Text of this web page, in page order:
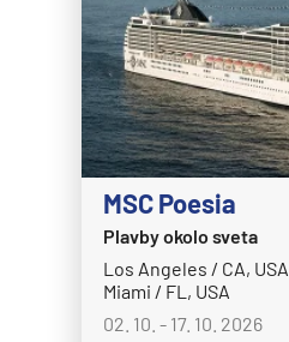
MSC Poesia
Plavby okolo sveta
Los Angeles / CA, USA
Miami / FL, USA
02. 10. - 17. 10. 2026